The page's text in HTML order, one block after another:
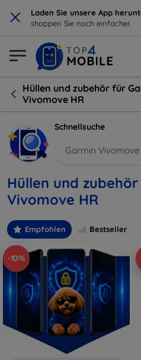
× Laden Sie unsere App
shoppen Sie noch einfacher.
Hüllen und zubehör für
Vivomove HR
Schnellsuche
Garmin Vivomove
Hüllen und
Vivomove HR
Empfohlen Bestseller
-10%